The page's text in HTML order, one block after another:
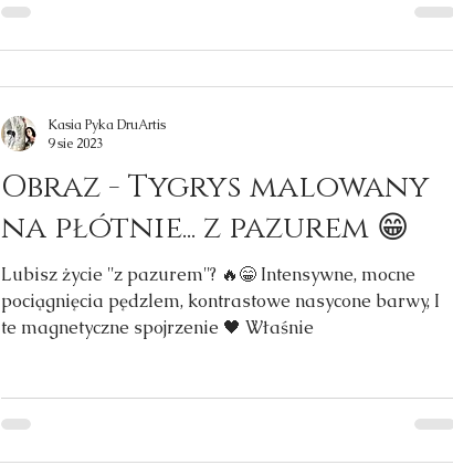
Obraz - Tygrys malowany
na płótnie... z pazurem 😁
Lubisz życie ''z pazurem''? 🔥😁 Intensywne, mocne
pociągnięcia pędzlem, kontrastowe nasycone barwy, I
te magnetyczne spojrzenie 🖤 Właśnie
Kasia Pyka DruArtis
9 sie 2023